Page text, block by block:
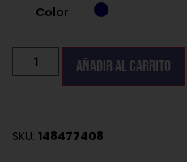
Color
Añadir al carrito
SKU: 148477408